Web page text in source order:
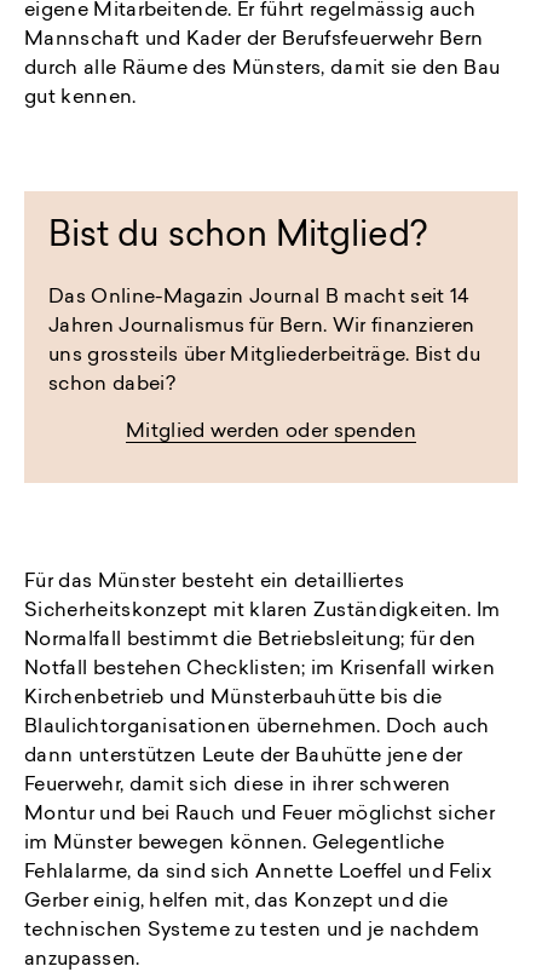
eigene Mitarbeitende. Er führt regelmässig auch
Mannschaft und Kader der Berufsfeuerwehr Bern
durch alle Räume des Münsters, damit sie den Bau
gut kennen.
Bist du schon Mitglied?
Das Online-Magazin Journal B macht seit 14
Jahren Journalismus für Bern. Wir finanzieren
uns grossteils über Mitgliederbeiträge. Bist du
schon dabei?
Mitglied werden oder spenden
Für das Münster besteht ein detailliertes
Sicherheitskonzept mit klaren Zuständigkeiten. Im
Normalfall bestimmt die Betriebsleitung; für den
Notfall bestehen Checklisten; im Krisenfall wirken
Kirchenbetrieb und Münsterbauhütte bis die
Blaulichtorganisationen übernehmen. Doch auch
dann unterstützen Leute der Bauhütte jene der
Feuerwehr, damit sich diese in ihrer schweren
Montur und bei Rauch und Feuer möglichst sicher
im Münster bewegen können. Gelegentliche
Fehlalarme, da sind sich Annette Loeffel und Felix
Gerber einig, helfen mit, das Konzept und die
technischen Systeme zu testen und je nachdem
anzupassen.